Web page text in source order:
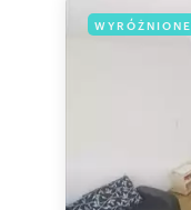
WYRÓŻNIONE